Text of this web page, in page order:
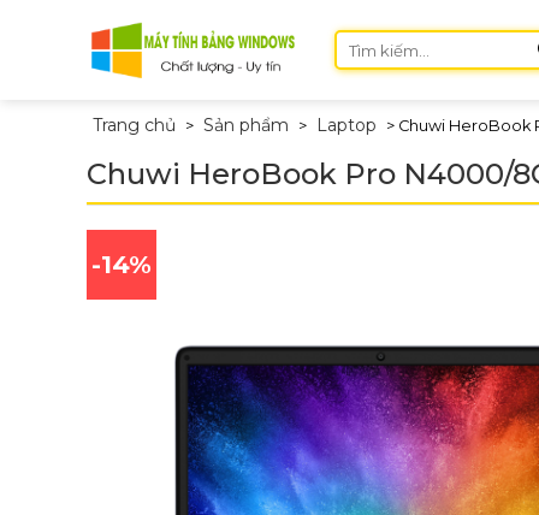
Tìm
kiếm:
Trang chủ > Sản phẩm > Laptop > Chuwi HeroBook
Chuwi HeroBook Pro N4000/
-14%